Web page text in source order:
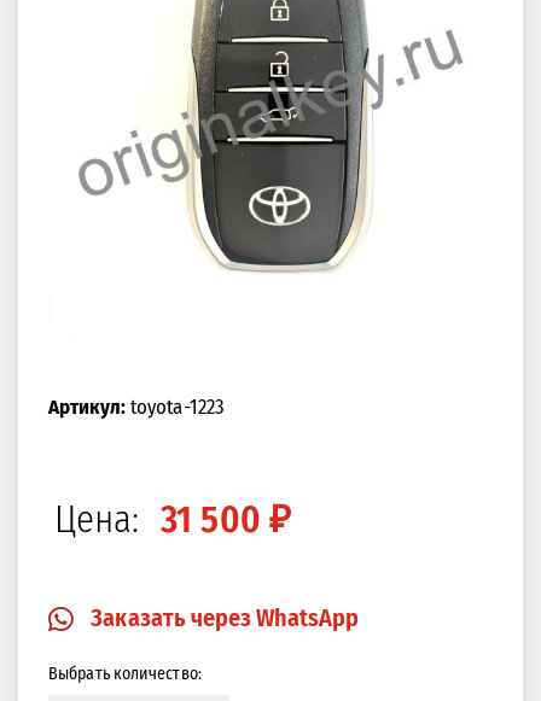
Артикул:toyota-1223
Цена: 31 500 ₽
Заказать через WhatsApp
Выбрать количество: